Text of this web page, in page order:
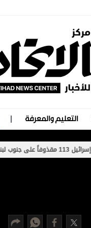
التعليم والمعرفة